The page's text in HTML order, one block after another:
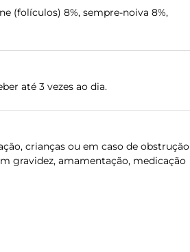
(folículos) 8%, sempre-noiva 8%,
até 3 vezes ao dia.
crianças ou em caso de obstrução
gravidez, amamentação, medicação